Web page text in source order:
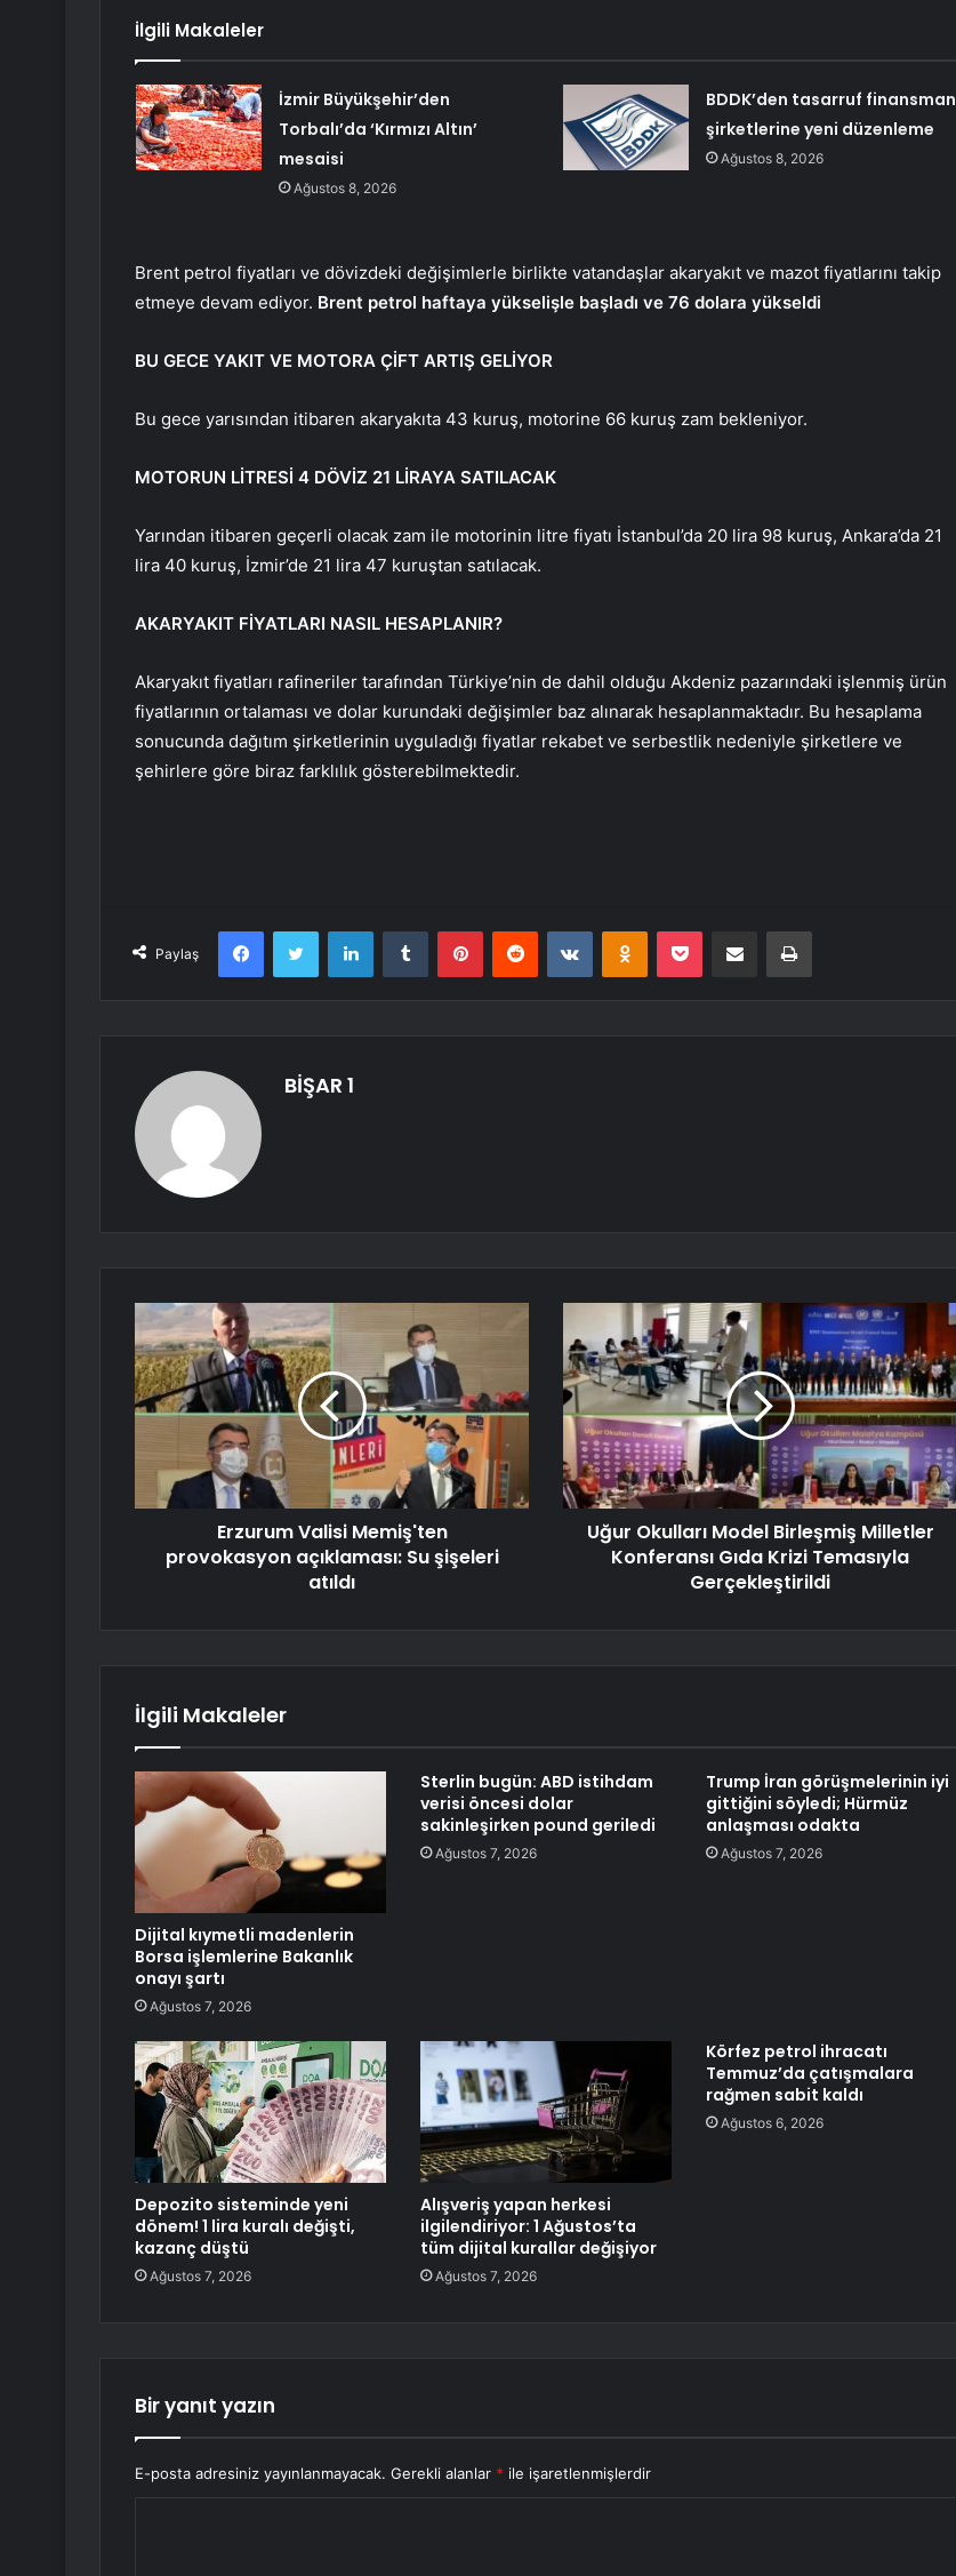
İlgili Makaleler
İzmir Büyükşehir’den
Torbalı’da ‘Kırmızı Altın’
mesaisi
Ağustos 8, 2026
BDDK’den tasarruf finansman
şirketlerine yeni düzenleme
Ağustos 8, 2026
Brent petrol fiyatları ve dövizdeki değişimlerle birlikte vatandaşlar akaryakıt ve mazot fiyatlarını takip
etmeye devam ediyor. Brent petrol haftaya yükselişle başladı ve 76 dolara yükseldi
BU GECE YAKIT VE MOTORA ÇİFT ARTIŞ GELİYOR
Bu gece yarısından itibaren akaryakıta 43 kuruş, motorine 66 kuruş zam bekleniyor.
MOTORUN LİTRESİ 4 DÖVİZ 21 LİRAYA SATILACAK
Yarından itibaren geçerli olacak zam ile motorinin litre fiyatı İstanbul’da 20 lira 98 kuruş, Ankara’da 21
lira 40 kuruş, İzmir’de 21 lira 47 kuruştan satılacak.
AKARYAKIT FİYATLARI NASIL HESAPLANIR?
Akaryakıt fiyatları rafineriler tarafından Türkiye’nin de dahil olduğu Akdeniz pazarındaki işlenmiş ürün
fiyatlarının ortalaması ve dolar kurundaki değişimler baz alınarak hesaplanmaktadır. Bu hesaplama
sonucunda dağıtım şirketlerinin uyguladığı fiyatlar rekabet ve serbestlik nedeniyle şirketlere ve
şehirlere göre biraz farklılık gösterebilmektedir.
Paylaş
FacebookTwitter LinkedInTumblr PinterestReddit VKontakteOdnoklassniki
Pocket E-Posta ile paylaş Yazdır
BİŞAR 1
Erzurum Valisi Memiş'ten
provokasyon açıklaması: Su şişeleri
atıldı
Uğur Okulları Model Birleşmiş Milletler
Konferansı Gıda Krizi Temasıyla
Gerçekleştirildi
İlgili Makaleler
Dijital kıymetli madenlerin
Borsa işlemlerine Bakanlık
onayı şartı
Ağustos 7, 2026
Sterlin bugün: ABD istihdam
verisi öncesi dolar
sakinleşirken pound geriledi
Ağustos 7, 2026
Trump İran görüşmelerinin iyi
gittiğini söyledi; Hürmüz
anlaşması odakta
Ağustos 7, 2026
Depozito sisteminde yeni
dönem! 1 lira kuralı değişti,
kazanç düştü
Ağustos 7, 2026
Alışveriş yapan herkesi
ilgilendiriyor: 1 Ağustos’ta
tüm dijital kurallar değişiyor
Ağustos 7, 2026
Körfez petrol ihracatı
Temmuz’da çatışmalara
rağmen sabit kaldı
Ağustos 6, 2026
Bir yanıt yazın
E-posta adresiniz yayınlanmayacak. Gerekli alanlar * ile işaretlenmişlerdir